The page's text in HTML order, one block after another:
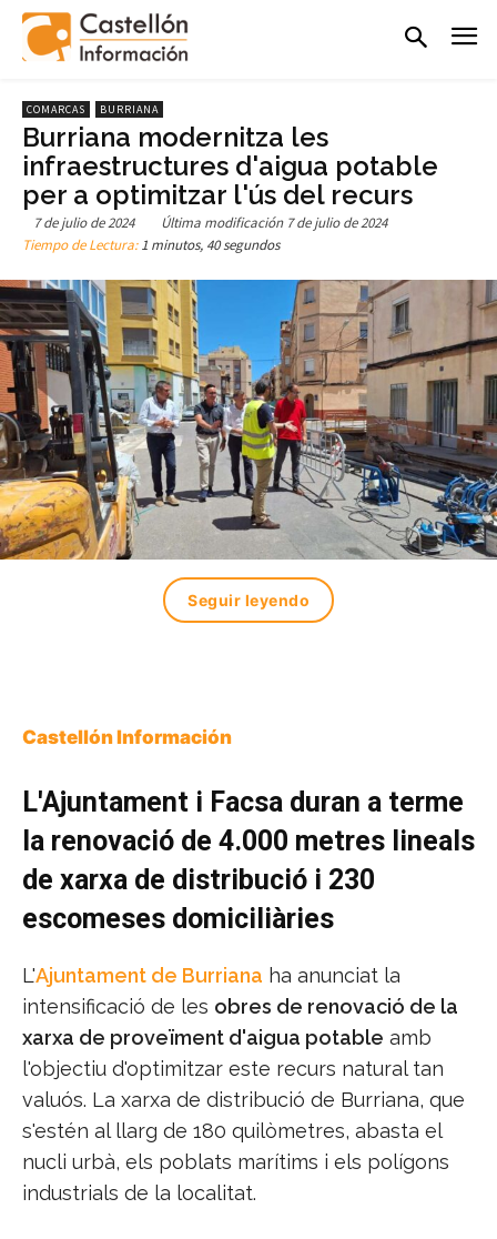
COMARCAS BURRIANA
Burriana modernitza les
infraestructures d'aigua potable
per a optimitzar l'ús del recurs
7 de julio de 2024 Última modificación 7 de julio de 2024
Tiempo de Lectura:1 minutos, 40 segundos
Seguir leyendo
Castellón Información
L'Ajuntament i Facsa duran a terme
la renovació de 4.000 metres lineals
de xarxa de distribució i 230
escomeses domiciliàries
L'Ajuntament de Burriana ha anunciat la
intensificació de les obres de renovació de la
xarxa de proveïment d'aigua potable amb
l'objectiu d'optimitzar este recurs natural tan
valuós. La xarxa de distribució de Burriana, que
s'estén al llarg de 180 quilòmetres, abasta el
nucli urbà, els poblats marítims i els polígons
industrials de la localitat.